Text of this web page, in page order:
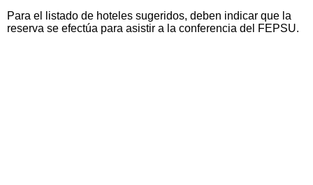
Para el listado de hoteles sugeridos, deben indicar que la
reserva se efectúa para asistir a la conferencia del FEPSU.